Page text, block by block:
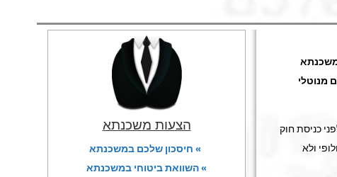
הצעות משכנתא
» חיסכון שלכם במשכנתא
» השוואת ביטוחי במשכנתא
מנוטלי
כניסת חוק
ולא